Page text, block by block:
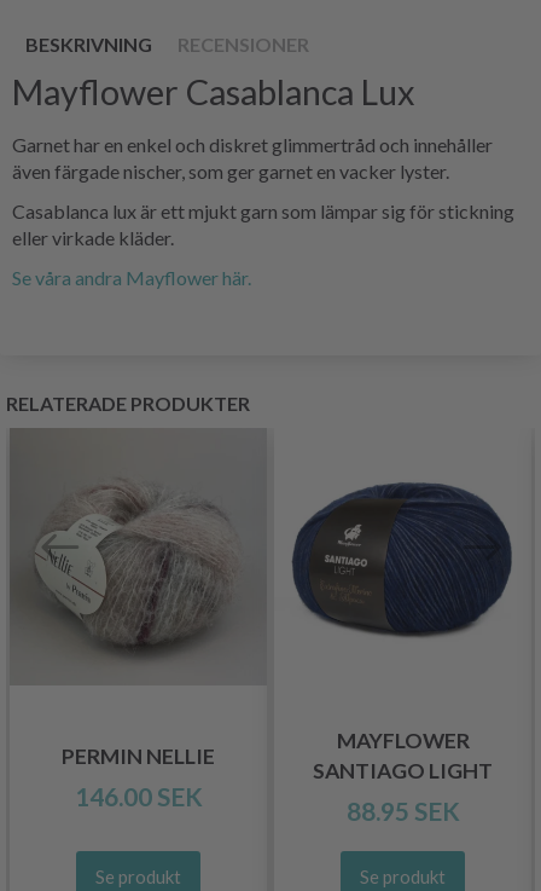
BESKRIVNING RECENSIONER
Mayflower Casablanca Lux
Garnet har en enkel och diskret glimmertråd och innehåller
även färgade nischer, som ger garnet en vacker lyster.
Casablanca lux är ett mjukt garn som lämpar sig för stickning
eller virkade kläder.
Se våra andra Mayflower här.
RELATERADE PRODUKTER
PERMIN NELLIE
146.00 SEK
Se produkt
MAYFLOWER
SANTIAGO LIGHT
88.95 SEK
Se produkt